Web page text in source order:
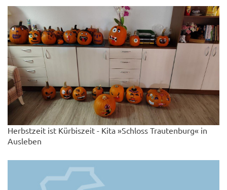
Herbstzeit ist Kürbiszeit - Kita »Schloss Trautenburg« in
Ausleben